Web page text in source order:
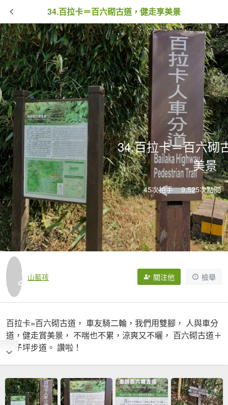
34.百拉卡＝百六砌古道，健走享美景
34.百拉卡＝百六砌
美景
45次拍手 9,525次點閱
山藍孩 關注他 檢舉
百拉卡=百六砌古道， 車友騎二輪，我們用雙腳， 人與車分
道，健走賞美景， 不喘也不累，涼爽又不曬， 百六砌古道＋
二子坪步道。 讚啦！